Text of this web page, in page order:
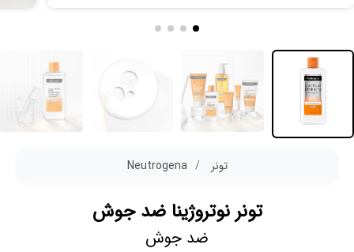
تونر Neutrogena
تونر نوتروژینا ضد جوش
ضد جوش